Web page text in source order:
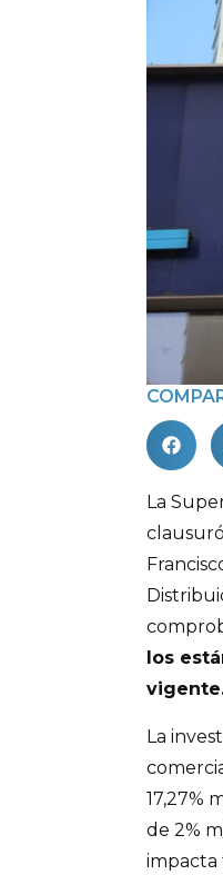
La
los
La
17,27%
de 2%
impacta